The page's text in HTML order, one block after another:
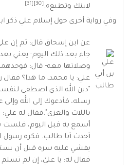
لابنك وتطيع».
وفي رواية أخرى حول إسلام علي ذكر
عن ابن إسحاق قال: ثم إن
جاء بعد ذلك اليوم- يعني
وصلاتها معه- قال:
علي: يا محمد، ما هذا؟
"دين الله الذي اصطفى
رسله، فأدعوك إلى الله وإلى
باللات والعزى".فقال له علي:
أسمع به قبل اليوم، فلست
أحدث أبا طالب. فكره رسول
يفشي عليه سره قبل أن
فقال له: يا عليّ، إن لم